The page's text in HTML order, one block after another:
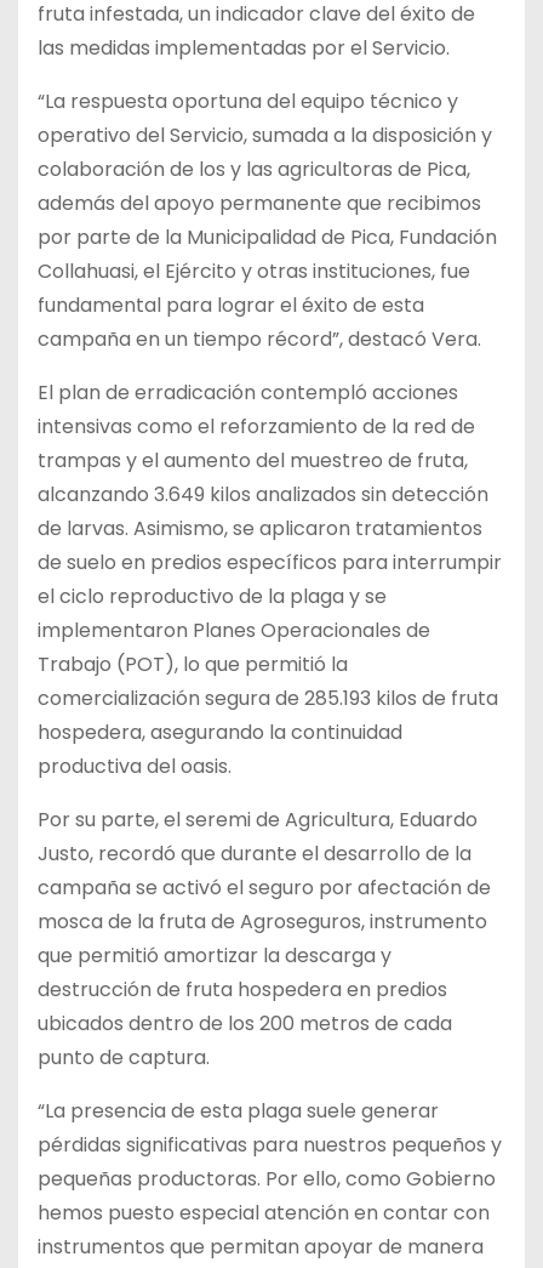
fruta infestada, un indicador clave del éxito de
las medidas implementadas por el Servicio.
“La respuesta oportuna del equipo técnico y
operativo del Servicio, sumada a la disposición y
colaboración de los y las agricultoras de Pica,
además del apoyo permanente que recibimos
por parte de la Municipalidad de Pica, Fundación
Collahuasi, el Ejército y otras instituciones, fue
fundamental para lograr el éxito de esta
campaña en un tiempo récord”, destacó Vera.
El plan de erradicación contempló acciones
intensivas como el reforzamiento de la red de
trampas y el aumento del muestreo de fruta,
alcanzando 3.649 kilos analizados sin detección
de larvas. Asimismo, se aplicaron tratamientos
de suelo en predios específicos para interrumpir
el ciclo reproductivo de la plaga y se
implementaron Planes Operacionales de
Trabajo (POT), lo que permitió la
comercialización segura de 285.193 kilos de fruta
hospedera, asegurando la continuidad
productiva del oasis.
Por su parte, el seremi de Agricultura, Eduardo
Justo, recordó que durante el desarrollo de la
campaña se activó el seguro por afectación de
mosca de la fruta de Agroseguros, instrumento
que permitió amortizar la descarga y
destrucción de fruta hospedera en predios
ubicados dentro de los 200 metros de cada
punto de captura.
“La presencia de esta plaga suele generar
pérdidas significativas para nuestros pequeños y
pequeñas productoras. Por ello, como Gobierno
hemos puesto especial atención en contar con
instrumentos que permitan apoyar de manera